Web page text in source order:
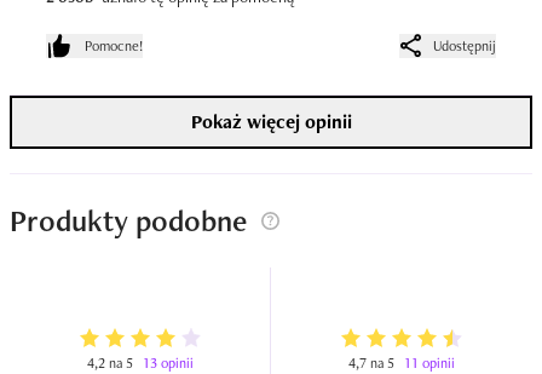
Pomocne! Udostępnij
Pokaż więcej opinii
Produkty podobne
4,2 na 5 13 opinii 4,7 na 5 11 opinii